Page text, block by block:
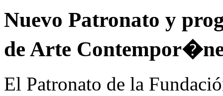
Nuevo Patronato y
de Arte
El Patronato de la